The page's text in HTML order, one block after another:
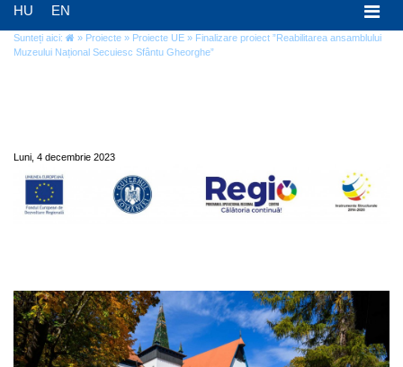
HU EN
Sunteți aici: » Proiecte » Proiecte UE » Finalizare proiect ”Reabilitarea ansamblului
Muzeului Național Secuiesc Sfântu Gheorghe”
Luni, 4 decembrie 2023